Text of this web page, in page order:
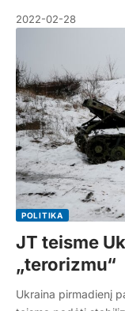
2022-02-28
POLITIKA
JT teisme
„terorizmu“
Ukraina pirmadienį